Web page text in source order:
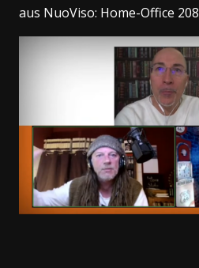
aus NuoViso: Home-Office 208